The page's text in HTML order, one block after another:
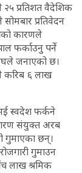
२५ प्रतिशत वैदेशिक
प्रतिवेदन
कारणले
फर्काउनु पर्ने
जनाएको छ।
करिब ६ लाख
स्वदेश फर्कने
संयुक्त अरब
गुमाएका छन्।
गुमाउन
लाख श्रमिक